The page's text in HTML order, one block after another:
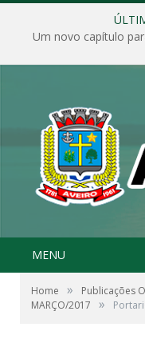
Um novo capítulo
MENU
Home » Publicações
MARÇO/2017
»